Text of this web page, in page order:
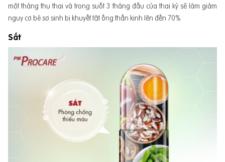
một tháng thụ thai và trong suốt 3 tháng đầu của thai kỳ sẽ làm giảm
nguy cơ bé sơ sinh bị khuyết tật ống thần kinh lên đến 70%
Sắt